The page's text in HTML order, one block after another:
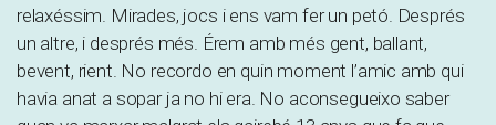
relaxéssim. Mirades, jocs i ens vam fer un petó. Després
un altre, i després més. Érem amb més gent, ballant,
bevent, rient. No recordo en quin moment l’amic amb qui
havia anat a sopar ja no hi era. No aconsegueixo saber